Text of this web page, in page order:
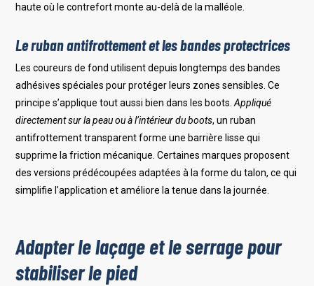
haute où le contrefort monte au-delà de la malléole.
Le ruban antifrottement et les bandes protectrices
Les coureurs de fond utilisent depuis longtemps des bandes
adhésives spéciales pour protéger leurs zones sensibles. Ce
principe s’applique tout aussi bien dans les boots.Appliqué
directement sur la peau ou à l’intérieur du boots, un ruban
antifrottement transparent forme une barrière lisse qui
supprime la friction mécanique. Certaines marques proposent
des versions prédécoupées adaptées à la forme du talon, ce qui
simplifie l’application et améliore la tenue dans la journée.
Adapter le laçage et le serrage pour
stabiliser le pied